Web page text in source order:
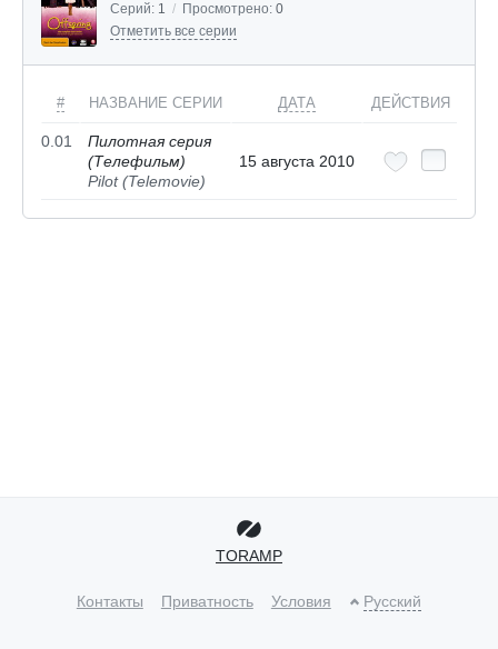
Серий: 1 / Просмотрено: 0
Отметить все серии
# НАЗВАНИЕ СЕРИИ ДАТА ДЕЙСТВИЯ
0.01
Пилотная серия
(Телефильм)
Pilot (Telemovie)
15 августа 2010
TORAMP
Контакты Приватность Условия Русский